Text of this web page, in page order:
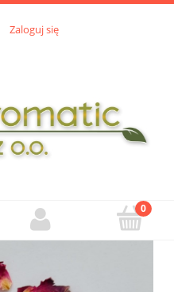
Zaloguj się